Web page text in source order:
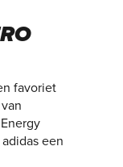
favoriet
een